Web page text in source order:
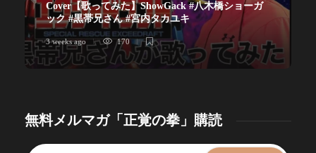
Cover【歌ってみた】ShowGack #八木橋ショーガ
ック #黒帯兄さん #宮内タカユキ
3 weeks ago 170
無料メルマガ「正覚の拳」購読